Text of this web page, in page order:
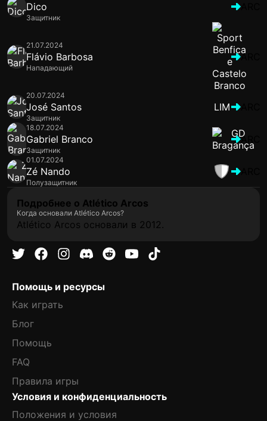
Dico
Защитник
21.07.2024
Flávio Barbosa
Нападающий
ARC
20.07.2024
José Santos
Защитник
LIM
18.07.2024
Gabriel Branco
Защитник
ARC
01.07.2024
Zé Nando
Полузащитник
Подробнее о Atlético Arcos
Когда основали Atlético Arcos?
Atlético Arcos основали в 2012.
Помощь и ресурсы
Как играть
Блог
Помощь
FAQ
Правила игры
Условия и конфиденциальность
Положения и условия